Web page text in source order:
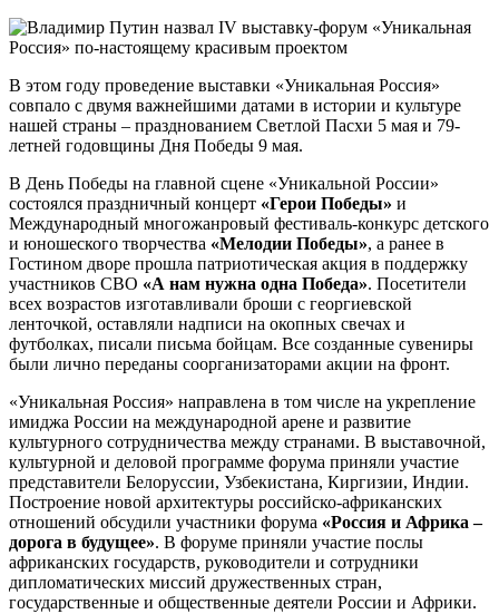
В этом году проведение выставки «Уникальная Россия»
совпало с двумя важнейшими датами в истории и культуре
нашей страны – празднованием Светлой Пасхи 5 мая и 79-
летней годовщины Дня Победы 9 мая.
В День Победы на главной сцене «Уникальной России»
состоялся праздничный концерт «Герои Победы» и
Международный многожанровый фестиваль-конкурс детского
и юношеского творчества «Мелодии Победы», а ранее в
Гостином дворе прошла патриотическая акция в поддержку
участников СВО «А нам нужна одна Победа». Посетители
всех возрастов изготавливали броши с георгиевской
ленточкой, оставляли надписи на окопных свечах и
футболках, писали письма бойцам. Все созданные сувениры
были лично переданы соорганизаторами акции на фронт.
«Уникальная Россия» направлена в том числе на укрепление
имиджа России на международной арене и развитие
культурного сотрудничества между странами. В выставочной,
культурной и деловой программе форума приняли участие
представители Белоруссии, Узбекистана, Киргизии, Индии.
Построение новой архитектуры российско-африканских
отношений обсудили участники форума «Россия и Африка –
дорога в будущее». В форуме приняли участие послы
африканских государств, руководители и сотрудники
дипломатических миссий дружественных стран,
государственные и общественные деятели России и Африки.